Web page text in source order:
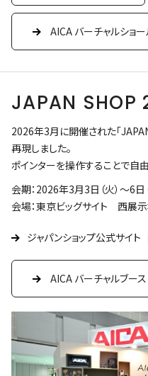
AICA バーチャルショ
JAPAN SHOP
2026年3月に開催された「
再現しました。
ポインターを操作することで自
会期：2026年3月3日（火）～6日（
会場：東京ビッグサイト 西展
ジャパンショップ公式サイト
AICA バーチャルブース